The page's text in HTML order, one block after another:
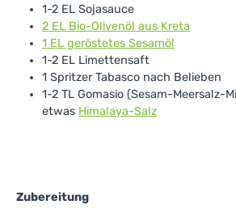
1-2 EL Sojasauce
2 EL Bio-Olivenöl aus Kreta
1 EL geröstetes Sesamöl
1-2 EL Limettensaft
1 Spritzer Tabasco nach Belieben
1-2 TL Gomasio (Sesam-Meersalz-
etwas Himalaya-Salz
Zubereitung